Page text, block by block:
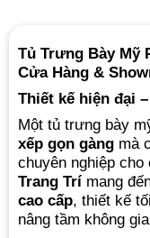
Tủ Trưng Bày Mỹ
Cửa Hàng &
Thiết kế hiện đại
Một tủ trưng bày
xếp gọn gàngmà
chuyên nghiệp
Trang Trímang
cao cấp, thiết kế
nâng tầm không